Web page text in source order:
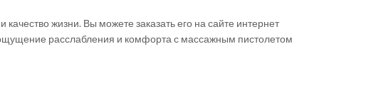
жизни. Вы можете заказать его на сайте интернет
расслабления и комфорта с массажным пистолетом